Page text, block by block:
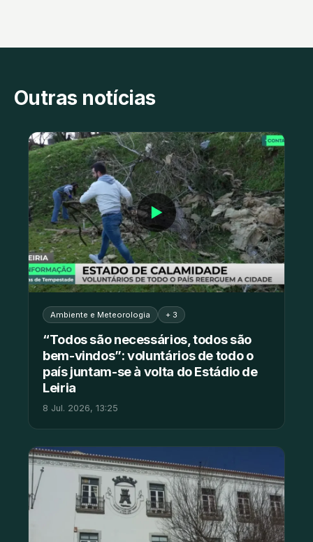
Outras notícias
▶
Ambiente e Meteorologia + 3
“Todos são necessários, todos são
bem-vindos”: voluntários de todo o
país juntam-se à volta do Estádio de
Leiria
8 Jul. 2026, 13:25